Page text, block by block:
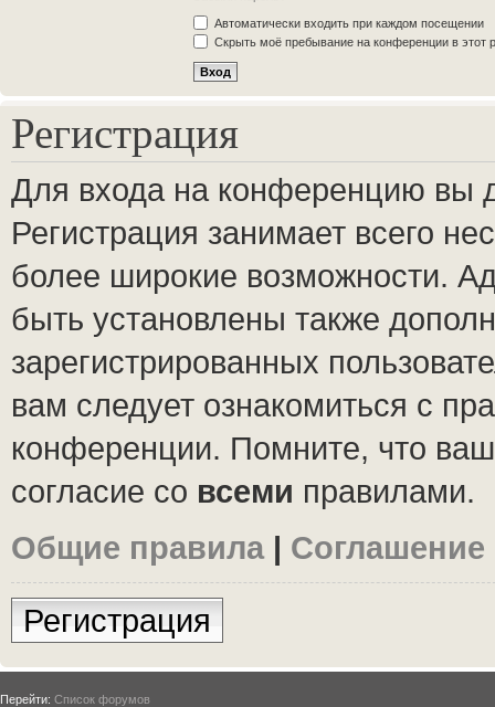
Автоматически входить при каждом посещении
Скрыть моё пребывание на конференции в этот
Регистрация
Для входа на конференцию вы
Регистрация занимает всего
более широкие возможности.
быть установлены также
зарегистрированных
вам следует ознакомиться с
конференции. Помните, что
согласие со всеми правилами.
Общие правила |
Регистрация
Перейти: Список форумов